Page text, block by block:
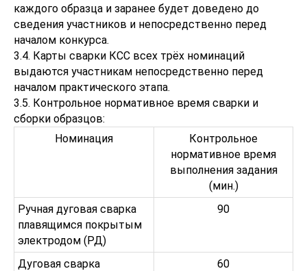
каждого образца и заранее будет доведено до
сведения участников и непосредственно перед
началом конкурса.
3.4. Карты сварки КСС всех трёх номинаций
выдаются участникам непосредственно перед
началом практического этапа.
3.5. Контрольное нормативное время сварки и
сборки образцов:
Номинация
Контрольное
нормативное время
выполнения задания
(мин.)
Ручная дуговая сварка
плавящимся покрытым
электродом (РД)
90
Дуговая сварка
60